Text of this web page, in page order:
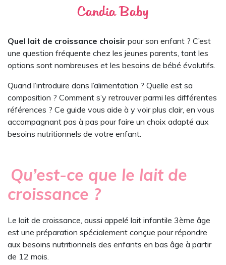
Candia Baby
Quel lait de croissance choisir pour son enfant ? C’est
une question fréquente chez les jeunes parents, tant les
options sont nombreuses et les besoins de bébé évolutifs.
Quand l’introduire dans l’alimentation ? Quelle est sa
composition ? Comment s’y retrouver parmi les différentes
références ? Ce guide vous aide à y voir plus clair, en vous
accompagnant pas à pas pour faire un choix adapté aux
besoins nutritionnels de votre enfant.
Qu’est-ce que le lait de
croissance ?
Le lait de croissance, aussi appelé lait infantile 3ème âge
est une préparation spécialement conçue pour répondre
aux besoins nutritionnels des enfants en bas âge à partir
de 12 mois.